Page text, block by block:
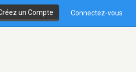
un Compte Connectez-vous